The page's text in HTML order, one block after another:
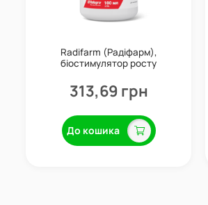
Radifarm (Радіфарм),
біостимулятор росту
(укорінювач), 100 мл, Valagro
313,69 грн
До кошика